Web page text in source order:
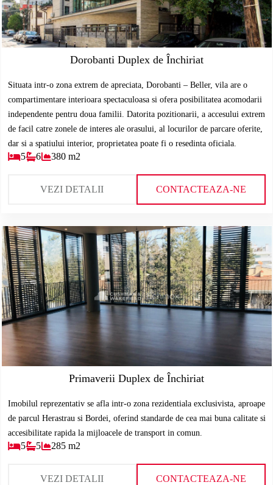
Dorobanti Duplex de Închiriat
Situata intr-o zona extrem de apreciata, Dorobanti – Beller, vila are o
compartimentare interioara spectaculoasa si ofera posibilitatea acomodarii
independente pentru doua familii. Datorita pozitionarii, a accesului extrem
de facil catre zonele de interes ale orasului, al locurilor de parcare oferite,
dar si a spatiului interior, proprietatea poate fi o resedinta oficiala.
5 6 380 m2
VEZI DETALII CONTACTEAZA-NE
Primaverii Duplex de Închiriat
Imobilul reprezentativ se afla intr-o zona rezidentiala exclusivista, aproape
de parcul Herastrau si Bordei, oferind standarde de cea mai buna calitate si
accesibilitate rapida la mijloacele de transport in comun.
5 5 285 m2
VEZI DETALII CONTACTEAZA-NE